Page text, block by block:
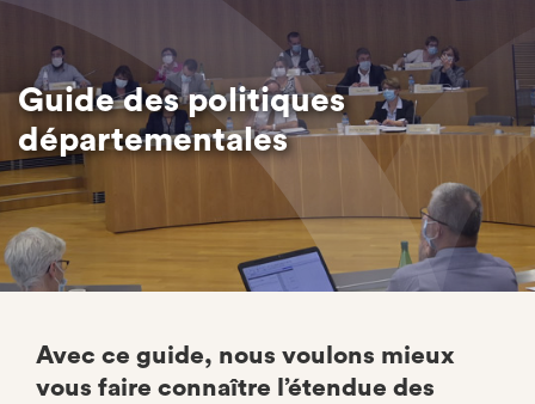
Guide des politiques
départementales
Avec ce guide, nous voulons mieux
vous faire connaître l’étendue des